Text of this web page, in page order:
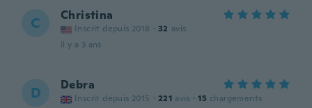
C Christina
Inscrit depuis 2018 · 32 avis
il y a 3 ans
D Debra
Inscrit depuis 2015 · 221 avis · 15 chargements